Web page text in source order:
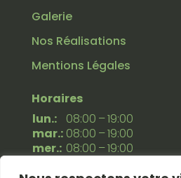
Galerie
Nos Réalisations
Mentions Légales
Horaires
lun.:
08:00 – 19:00
mar.: 08:00 – 19:00
mer.: 08:00 – 19:00